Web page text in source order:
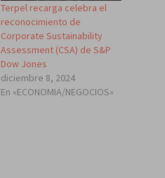
Terpel recarga celebra el
reconocimiento de
Corporate Sustainability
Assessment (CSA) de S&P
Dow Jones
diciembre 8, 2024
En «ECONOMIA/NEGOCIOS»